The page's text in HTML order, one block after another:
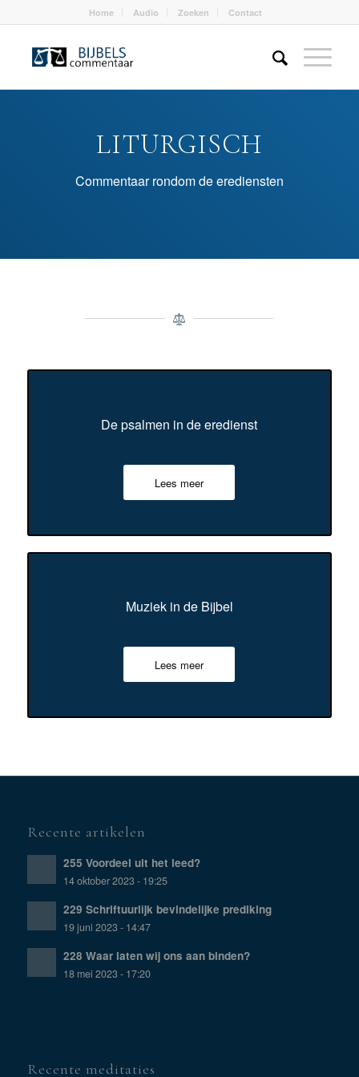
Home Audio Zoeken Contact
LITURGISCH
Commentaar rondom de erediensten
De psalmen in de eredienst
Lees meer
Muziek in de Bijbel
Lees meer
Recente artikelen
255 Voordeel uit het leed?
14 oktober 2023 - 19:25
229 Schriftuurlijk bevindelijke prediking
19 juni 2023 - 14:47
228 Waar laten wij ons aan binden?
18 mei 2023 - 17:20
Recente meditaties